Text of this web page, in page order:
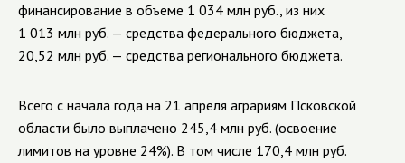
финансирование в объеме 1 034 млн руб., из них
1 013 млн руб. — средства федерального бюджета,
20,52 млн руб. — средства регионального бюджета.
Всего с начала года на 21 апреля аграриям Псковской
области было выплачено 245,4 млн руб. (освоение
лимитов на уровне 24%). В том числе 170,4 млн руб.